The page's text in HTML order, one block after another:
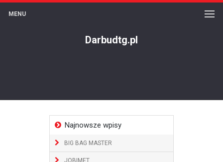
Darbudtg.pl
MENU
Najnowsze wpisy
BIG BAG MASTER
JOBIMET